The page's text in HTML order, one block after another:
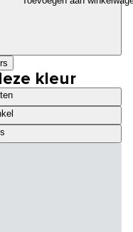
kleur